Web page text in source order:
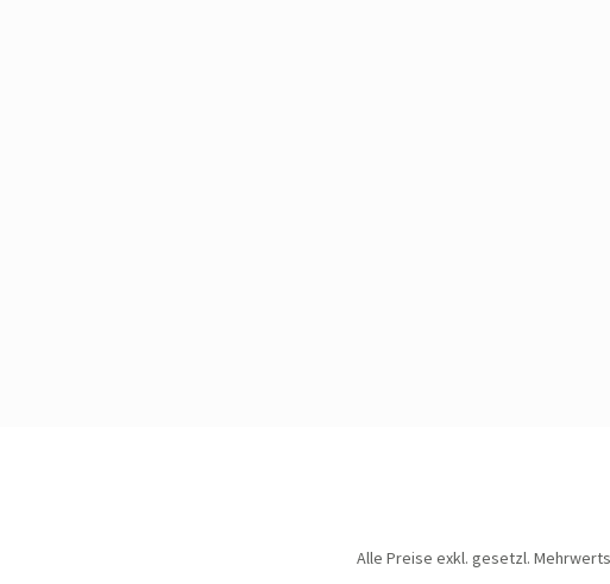
Alle Preise exkl. gesetzl.